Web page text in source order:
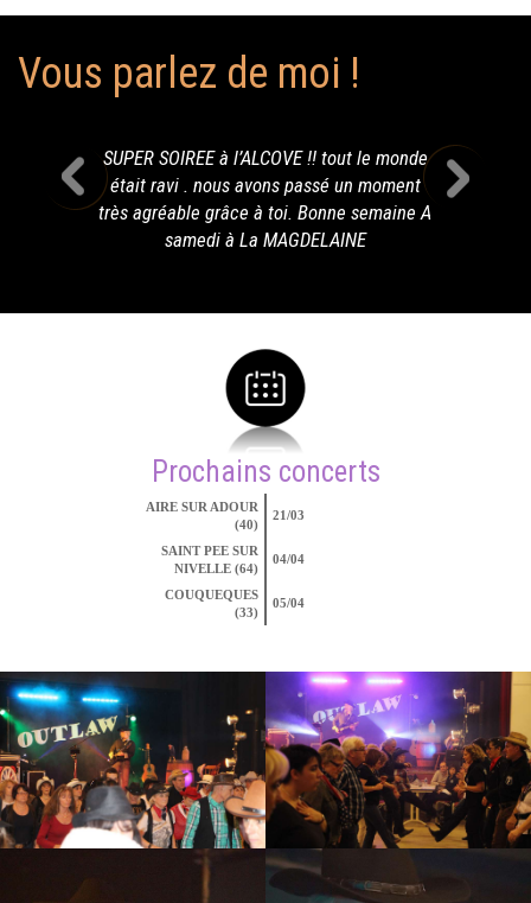
Vous parlez de moi !
SUPER SOIREE à l’ALCOVE !! tout le monde
était ravi . nous avons passé un moment
très agréable grâce à toi. Bonne semaine A
samedi à La MAGDELAINE
Prochains concerts
AIRE SUR ADOUR
(40)
21/03
SAINT PEE SUR
NIVELLE (64)
04/04
COUQUEQUES
(33)
05/04